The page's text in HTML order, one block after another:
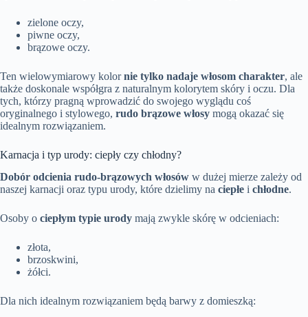
zielone oczy,
piwne oczy,
brązowe oczy.
Ten wielowymiarowy kolornie tylko nadaje włosom charakter, ale
także doskonale współgra z naturalnym kolorytem skóry i oczu. Dla
tych, którzy pragną wprowadzić do swojego wyglądu coś
oryginalnego i stylowego, rudo brązowe włosy mogą okazać się
idealnym rozwiązaniem.
Karnacja i typ urody: ciepły czy chłodny?
Dobór odcienia rudo-brązowych włosów w dużej mierze zależy od
naszej karnacji oraz typu urody, które dzielimy na ciepłe i chłodne.
Osoby o ciepłym typie urody mają zwykle skórę w odcieniach:
złota,
brzoskwini,
żółci.
Dla nich idealnym rozwiązaniem będą barwy z domieszką: